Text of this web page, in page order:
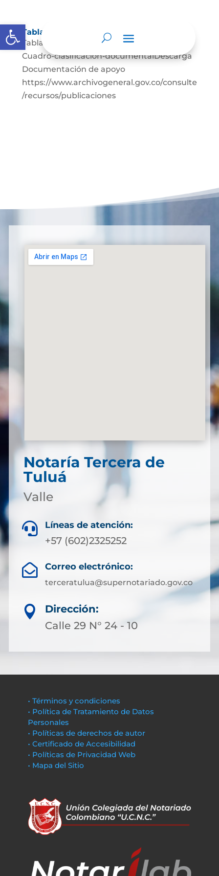
Abrir barra de herramientas
Tablas de retención documental
Tablas-de-retención-documentalDescarga
Cuadro-clasificación-documentalDescarga
Documentación de apoyo
https://www.archivogeneral.gov.co/consulte
/recursos/publicaciones
Notaría Tercera de
Tuluá
Valle
 Líneas de atención:
+57 (602)2325252
 Correo electrónico:
terceratulua@supernotariado.gov.co

Dirección:
Calle 29 N° 24 - 10
• Términos y condiciones
• Política de Tratamiento de Datos
Personales
• Políticas de derechos de autor
• Certificado de Accesibilidad
• Políticas de Privacidad Web
• Mapa del Sitio